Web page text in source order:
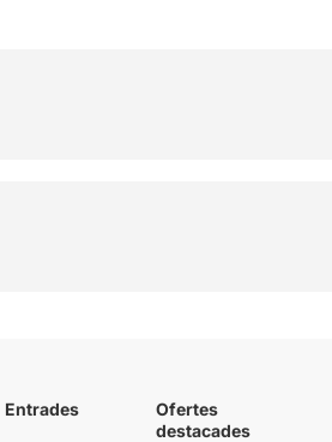
Entrades
Ofertes
destacades